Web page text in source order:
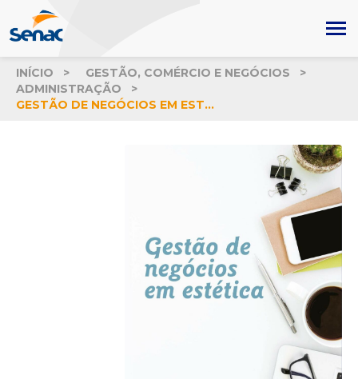
INÍCIO
GESTÃO, COMÉRCIO E NEGÓCIOS
ADMINISTRAÇÃO
GESTÃO DE NEGÓCIOS EM ESTÉTICA